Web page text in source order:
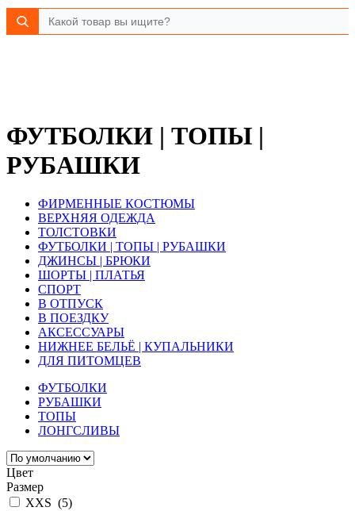
ФУТБОЛКИ | ТОПЫ |
РУБАШКИ
ФИРМЕННЫЕ КОСТЮМЫ
ВЕРХНЯЯ ОДЕЖДА
ТОЛСТОВКИ
ФУТБОЛКИ | ТОПЫ | РУБАШКИ
ДЖИНСЫ | БРЮКИ
ШОРТЫ | ПЛАТЬЯ
СПОРТ
В ОТПУСК
В ПОЕЗДКУ
АКСЕССУАРЫ
НИЖНЕЕ БЕЛЬЁ | КУПАЛЬНИКИ
ДЛЯ ПИТОМЦЕВ
ФУТБОЛКИ
РУБАШКИ
ТОПЫ
ЛОНГСЛИВЫ
Цвет
Размер
XXS (5)